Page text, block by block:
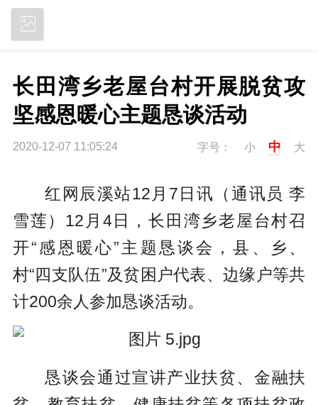
长田湾乡老屋台村开展脱贫攻
坚感恩暖心主题恳谈活动
2020-12-07 11:05:24 字号： 小 中 大
红网辰溪站12月7日讯（通讯员 李
雪莲）12月4日，长田湾乡老屋台村召
开“感恩暖心”主题恳谈会，县、乡、
村“四支队伍”及贫困户代表、边缘户等共
计200余人参加恳谈活动。
恳谈会通过宣讲产业扶贫、金融扶